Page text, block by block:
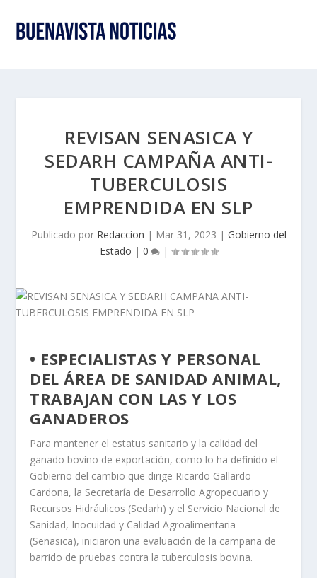
REVISAN SENASICA Y
SEDARH CAMPAÑA ANTI-
TUBERCULOSIS
EMPRENDIDA EN SLP
Publicado por Redaccion | Mar 31, 2023 | Gobierno del
Estado | 0 |
• ESPECIALISTAS Y PERSONAL
DEL ÁREA DE SANIDAD ANIMAL,
TRABAJAN CON LAS Y LOS
GANADEROS
Para mantener el estatus sanitario y la calidad del
ganado bovino de exportación, como lo ha definido el
Gobierno del cambio que dirige Ricardo Gallardo
Cardona, la Secretaría de Desarrollo Agropecuario y
Recursos Hidráulicos (Sedarh) y el Servicio Nacional de
Sanidad, Inocuidad y Calidad Agroalimentaria
(Senasica), iniciaron una evaluación de la campaña de
barrido de pruebas contra la tuberculosis bovina.